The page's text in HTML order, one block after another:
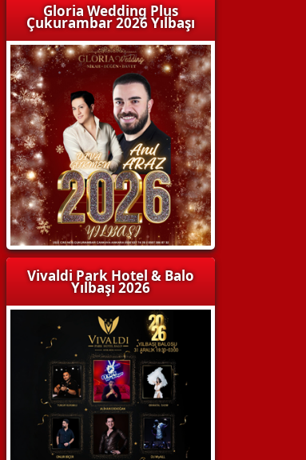
Gloria Wedding Plus
Çukurambar 2026 Yılbaşı
Vivaldi Park Hotel & Balo
Yılbaşı 2026